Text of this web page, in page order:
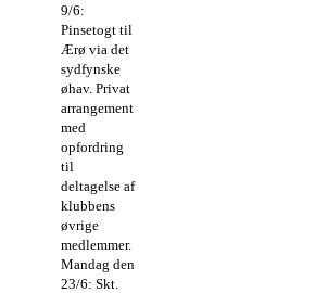
9/6:
Pinsetogt til
Ærø via det
sydfynske
øhav. Privat
arrangement
med
opfordring
til
deltagelse af
klubbens
øvrige
medlemmer.
Mandag den
23/6: Skt.